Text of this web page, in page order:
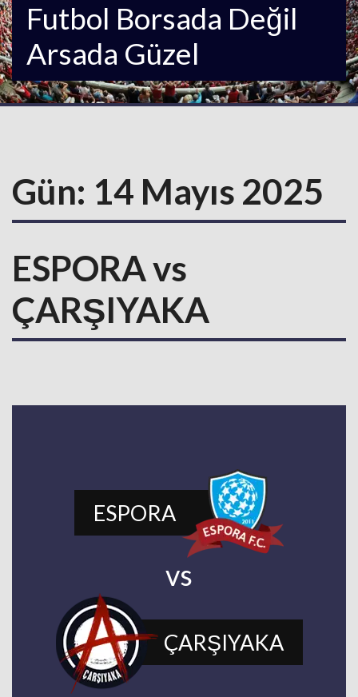
Futbol Borsada Değil
Arsada Güzel
Gün: 14 Mayıs 2025
ESPORA vs
ÇARŞIYAKA
ESPORA
vs
ÇARŞIYAKA